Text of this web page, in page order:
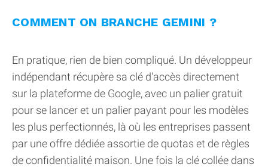
COMMENT ON BRANCHE GEMINI ?
En pratique, rien de bien compliqué. Un développeur
indépendant récupère sa clé d'accès directement
sur la plateforme de Google, avec un palier gratuit
pour se lancer et un palier payant pour les modèles
les plus perfectionnés, là où les entreprises passent
par une offre dédiée assortie de quotas et de règles
de confidentialité maison. Une fois la clé collée dans